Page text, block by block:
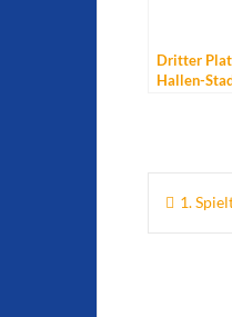
Dritter
Hallen-
1.